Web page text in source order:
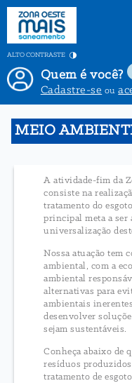
ALTO CONTRASTE
Quem é você?
Cadastre-se ou
MEIO
A atividade-fim da
consiste na
tratamento do
principal meta a ser
universalização
Nossa atuação tem
ambiental, com a
ambiental
alternativas para
ambientais
desenvolver
sejam sustentáveis.
Conheça abaixo de
resíduos
tratamento de